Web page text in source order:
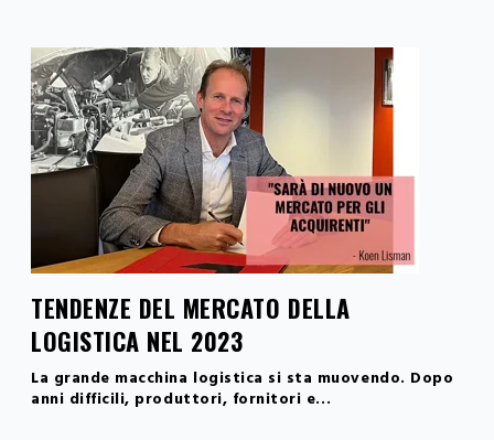
TENDENZE DEL MERCATO DELLA
LOGISTICA NEL 2023
La grande macchina logistica si sta muovendo. Dopo
anni difficili, produttori, fornitori e...